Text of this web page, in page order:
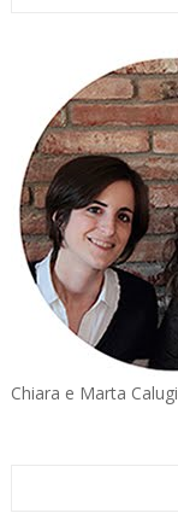
Chiara e Marta Calugi